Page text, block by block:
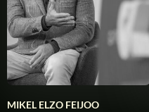
MIKEL ELZO FEIJOO